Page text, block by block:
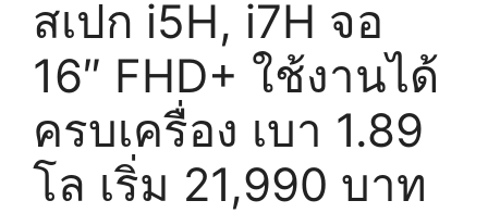
สเปก i5H, i7H จอ
16″ FHD+ ใช้งานได้
ครบเครื่อง เบา 1.89
โล เริ่ม 21,990 บาท